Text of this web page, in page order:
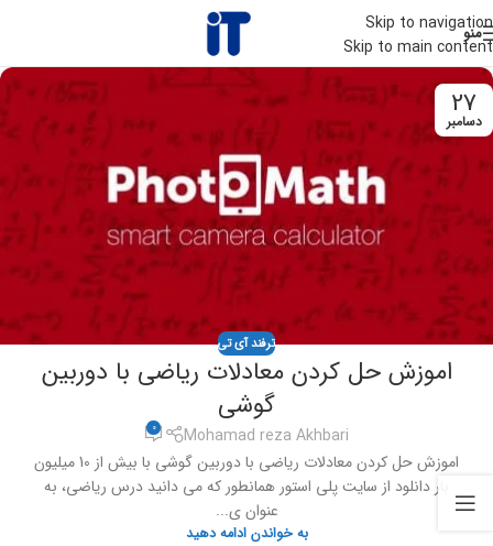
Skip to navigation
Skip to main content
منو
27
دسامبر
ترفند آی تی
اموزش حل کردن معادلات ریاضی با دوربین
گوشی
Mohamad reza Akhbari
0
اموزش حل کردن معادلات ریاضی با دوربین گوشی با بیش از 10 میلیون
بار دانلود از سایت پلی استور همانطور که می دانید درس ریاضی، به
عنوان ی...
به خواندن ادامه دهید